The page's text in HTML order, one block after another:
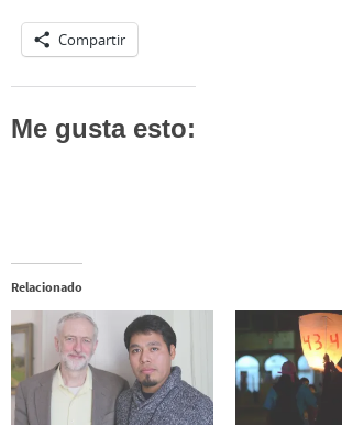
Compartir
Me gusta esto:
Relacionado